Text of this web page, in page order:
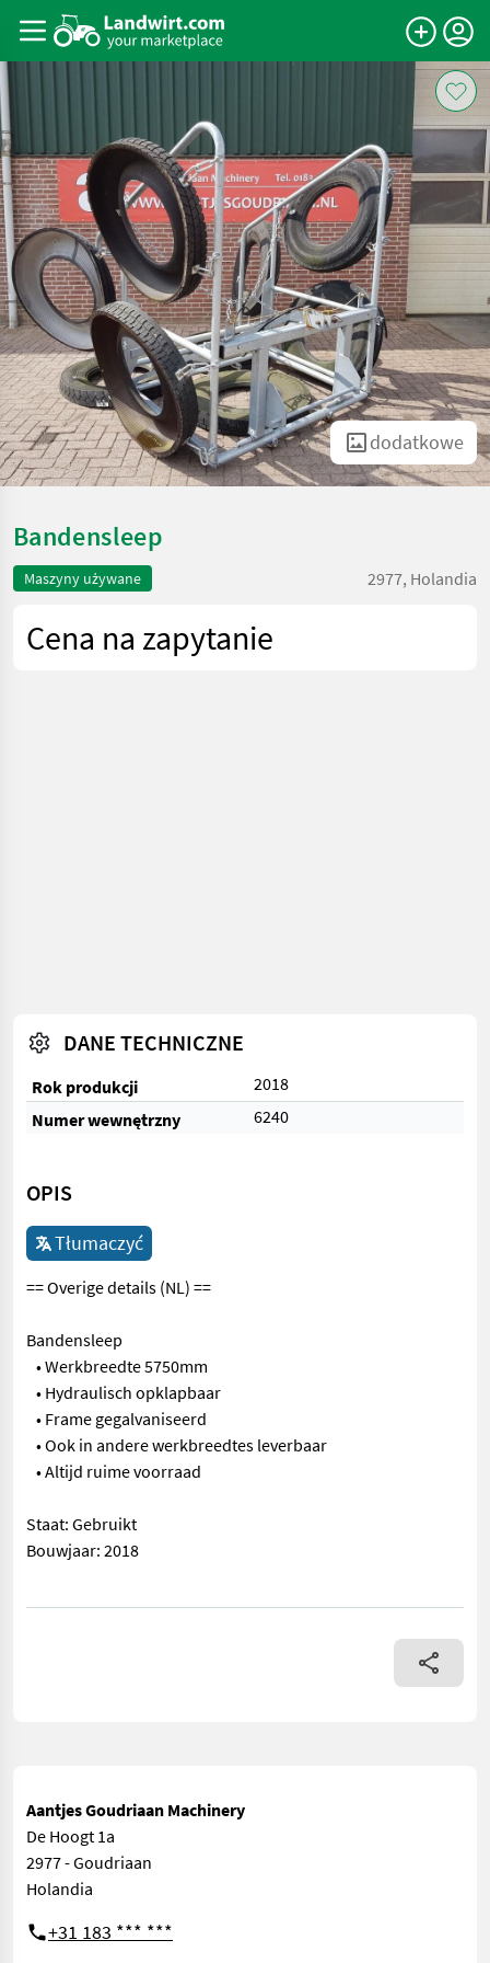
dodatkowe
Bandensleep
Maszyny używane 2977, Holandia
Cena na zapytanie
DANE TECHNICZNE
Rok produkcji
2018
Numer wewnętrzny
6240
OPIS
Tłumaczyć
== Overige details (NL) ==
Bandensleep
• Werkbreedte 5750mm
• Hydraulisch opklapbaar
• Frame gegalvaniseerd
• Ook in andere werkbreedtes leverbaar
• Altijd ruime voorraad
Staat: Gebruikt
Bouwjaar: 2018
== Overige details (NL) == Bandensleep • Werkbreedte
Aantjes Goudriaan Machinery
De Hoogt 1a
2977 - Goudriaan
Holandia
+31 183 *** ***